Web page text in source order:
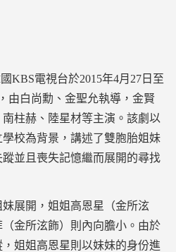
KBS電視台於2015年4月27日至
由白尚勳、金聖允執導，金賢
柱赫、陸星材等主演。該劇以
校為背景，講述了雙胞胎姐妹
並且喪失記憶繼而展開的尋找
展開，姐姐高恩星（金所泫
金所泫飾）則內向膽小。由於
姐姐高恩星則以妹妹的身份進